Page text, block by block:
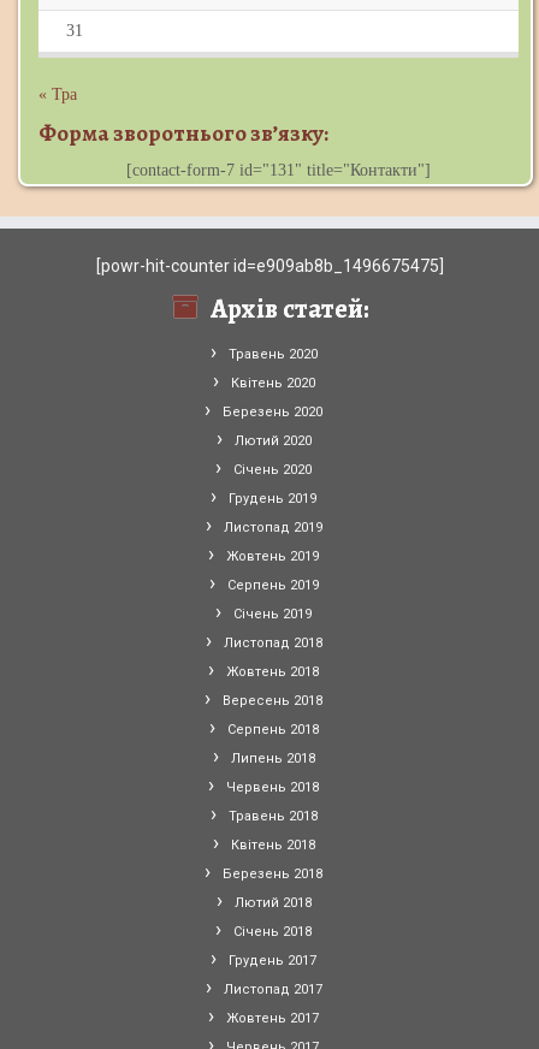
31
« Тра
Форма зворотнього зв’язку:
[contact-form-7 id="131" title="Контакти"]
[powr-hit-counter id=e909ab8b_1496675475]
Архів статей:
Травень 2020
Квітень 2020
Березень 2020
Лютий 2020
Січень 2020
Грудень 2019
Листопад 2019
Жовтень 2019
Серпень 2019
Січень 2019
Листопад 2018
Жовтень 2018
Вересень 2018
Серпень 2018
Липень 2018
Червень 2018
Травень 2018
Квітень 2018
Березень 2018
Лютий 2018
Січень 2018
Грудень 2017
Листопад 2017
Жовтень 2017